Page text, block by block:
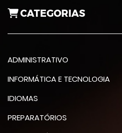
CATEGORIAS
ADMINISTRATIVO
INFORMÁTICA E TECNOLOGIA
IDIOMAS
PREPARATÓRIOS